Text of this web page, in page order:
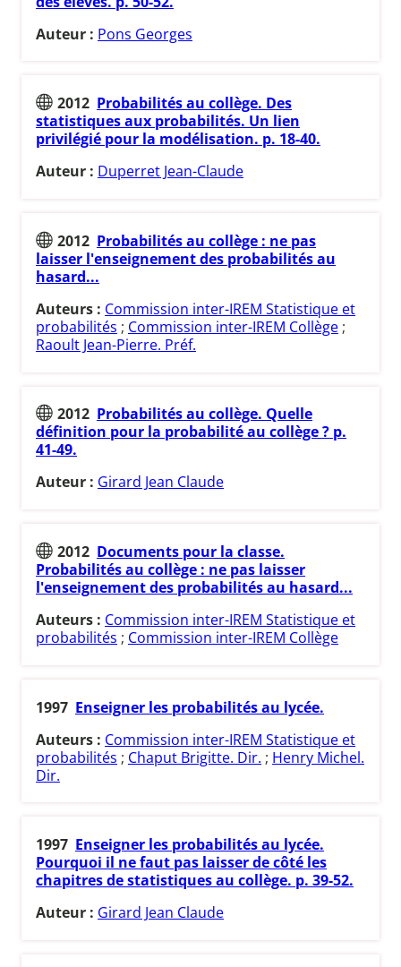
Auteur : Pons Georges
2012 Probabilités au collège. Des
statistiques aux probabilités. Un lien
privilégié pour la modélisation. p. 18-40.
Auteur : Duperret Jean-Claude
2012 Probabilités au collège : ne pas
laisser l'enseignement des probabilités au
hasard...
Auteurs : Commission inter-IREM Statistique et
probabilités ; Commission inter-IREM Collège ;
Raoult Jean-Pierre. Préf.
2012 Probabilités au collège. Quelle
définition pour la probabilité au collège ? p.
41-49.
Auteur : Girard Jean Claude
2012 Documents pour la classe.
Probabilités au collège : ne pas laisser
l'enseignement des probabilités au hasard...
Auteurs : Commission inter-IREM Statistique et
probabilités ; Commission inter-IREM Collège
1997 Enseigner les probabilités au lycée.
Auteurs : Commission inter-IREM Statistique et
probabilités ; Chaput Brigitte. Dir. ; Henry Michel.
Dir.
1997 Enseigner les probabilités au lycée.
Pourquoi il ne faut pas laisser de côté les
chapitres de statistiques au collège. p. 39-52.
Auteur : Girard Jean Claude